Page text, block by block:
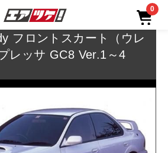
0
フロントスカート（ウレ
レッサ GC8 Ver.1～4